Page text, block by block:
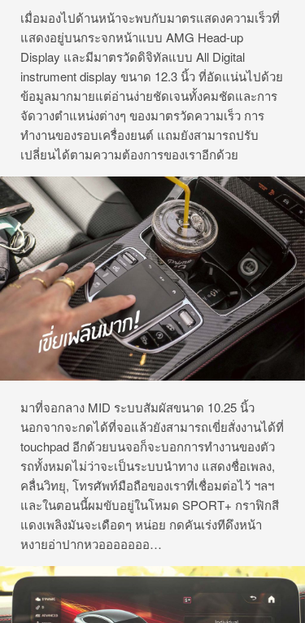
เมื่อมองไปด้านหน้าจะพบกับมาตรแสดงความเร็วที่
แสดงอยู่บนกระจกหน้าแบบ AMG Head-up
Display และมีมาตรวัดดิจิทัลแบบ All Digital
instrument display ขนาด 12.3 นิ้ว ที่อัดแน่นไปด้วย
ข้อมูลมากมายแต่อ่านง่ายชัดเจนทั้งคมชัดและการ
จัดวางตำแหน่งต่างๆ ของมาตรวัดความเร็ว การ
ทำงานของรอบเครื่องยนต์ แถมยังสามารถปรับ
เปลี่ยนได้ตามความต้องการของเราอีกด้วย
มาที่จอกลาง MID ระบบสัมผัสขนาด 10.25 นิ้ว
นอกจากจะกดได้ที่จอแล้วยังสามารถเขี่ยสั่งงานได้ที่
touchpad อีกด้วยบนจอก็จะบอกการทำงานของตัว
รถทั้งหมดไม่ว่าจะเป็นระบบนำทาง แสดงชื่อเพลง,
คลื่นวิทยุ, โทรศัพท์มือถือของเราที่เชื่อมต่อไว้ ฯลฯ
และในตอนนี้ผมขับอยู่ในโหมด SPORT+ กราฟิกสี
แดงเพลิงมันจะเดือดๆ หน่อย กดคันเร่งทีดึงหน้า
หงายอ่าปากหวอออออออ…